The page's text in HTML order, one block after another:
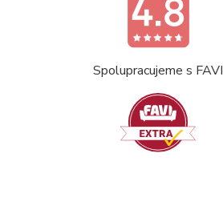
Spolupracujeme s FAVI